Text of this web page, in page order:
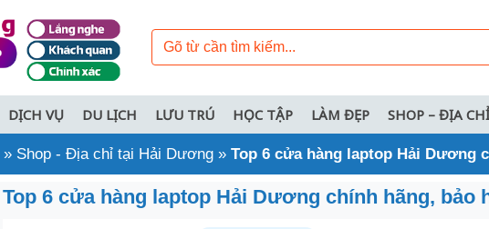
DỊCH VỤ DU LỊCH LƯU TRÚ HỌC TẬP LÀM ĐẸP SHOP – ĐỊA CHỈ
» Shop - Địa chỉ tại Hải Dương » Top 6 cửa hàng laptop Hải Dương
Top 6 cửa hàng laptop Hải Dương chính hãng, bảo